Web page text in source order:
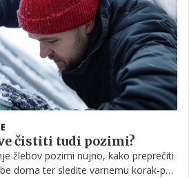
čistiti tudi pozimi?
žlebov pozimi nujno, kako preprečiti
doma ter sledite varnemu korak-po-